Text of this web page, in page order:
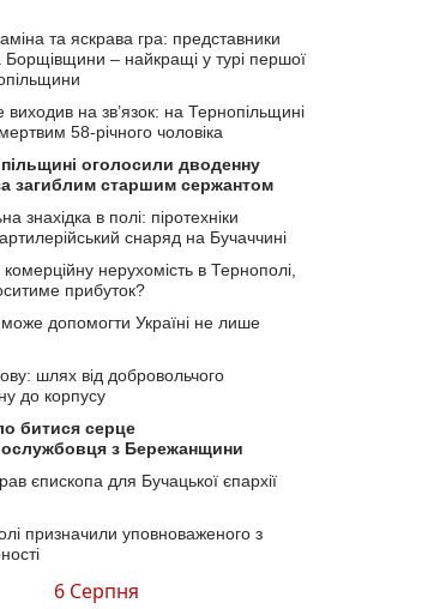
та яскрава гра: представники
Борщівщини – найкращі у турі першої
виходив на зв’язок: на Тернопільщині
58-річного чоловіка
оголосили дводенну
загиблим старшим сержантом
знахідка в полі: піротехніки
снаряд на Бучаччині
нерухомість в Тернополі,
прибуток?
може допомогти Україні не лише
шлях від добровольчого
до корпусу
битися серце
з Бережанщини
єпископа для Бучацької єпархії
призначили уповноваженого з
6 Серпня